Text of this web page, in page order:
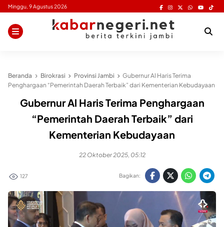
Skip
content
Minggu, 9 Agustus 2026
Beranda Birokrasi Provinsi Jambi
Gubernur Al Haris Terima
Penghargaan “Pemerintah Daerah Terbaik” dari Kementerian Kebudayaan
Gubernur Al Haris Terima Penghargaan
“Pemerintah Daerah Terbaik” dari
Kementerian Kebudayaan
22 Oktober 2025, 05:12
127 Bagikan: